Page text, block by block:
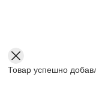
Товар успешно